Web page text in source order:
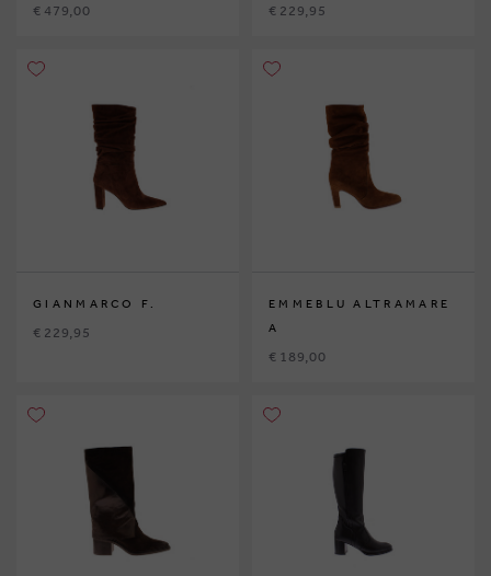
€ 479,00 € 229,95
GIANMARCO F.
€ 229,95
EMMEBLU ALTRAMARE
A
€ 189,00